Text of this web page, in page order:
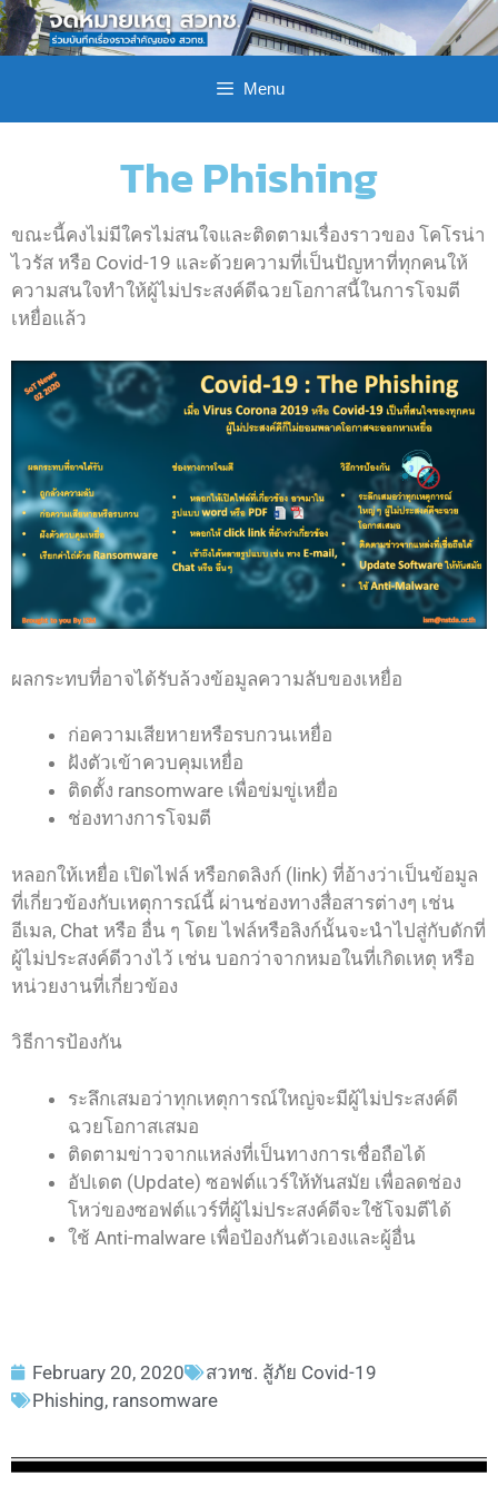
Menu
The Phishing
ขณะนี้คงไม่มีใครไม่สนใจและติดตามเรื่องราวของ โคโรน่า
ไวรัส หรือ Covid-19 และด้วยความที่เป็นปัญหาที่ทุกคนให้
ความสนใจทำให้ผู้ไม่ประสงค์ดีฉวยโอกาสนี้ในการโจมตี
เหยื่อแล้ว
ผลกระทบที่อาจได้รับล้วงข้อมูลความลับของเหยื่อ
ก่อความเสียหายหรือรบกวนเหยื่อ
ฝังตัวเข้าควบคุมเหยื่อ
ติดตั้ง ransomware เพื่อข่มขู่เหยื่อ
ช่องทางการโจมตี
หลอกให้เหยื่อ เปิดไฟล์ หรือกดลิงก์ (link) ที่อ้างว่าเป็นข้อมูล
ที่เกี่ยวข้องกับเหตุการณ์นี้ ผ่านช่องทางสื่อสารต่างๆ เช่น
อีเมล, Chat หรือ อื่น ๆ โดย ไฟล์หรือลิงก์นั้นจะนำไปสู่กับดักที่
ผู้ไม่ประสงค์ดีวางไว้ เช่น บอกว่าจากหมอในที่เกิดเหตุ หรือ
หน่วยงานที่เกี่ยวข้อง
วิธีการป้องกัน
ระลึกเสมอว่าทุกเหตุการณ์ใหญ่จะมีผู้ไม่ประสงค์ดี
ฉวยโอกาสเสมอ
ติดตามข่าวจากแหล่งที่เป็นทางการเชื่อถือได้
อัปเดต (Update) ซอฟต์แวร์ให้ทันสมัย เพื่อลดช่อง
โหว่ของซอฟต์แวร์ที่ผู้ไม่ประสงค์ดีจะใช้โจมตีได้
ใช้ Anti-malware เพื่อป้องกันตัวเองและผู้อื่น
February 20, 2020
สวทช. สู้ภัย Covid-19
Phishing, ransomware